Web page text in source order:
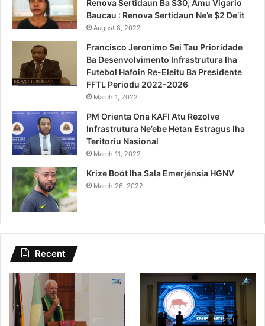
Renova Sertidaun Ba $30, Amu Vigario
Baucau : Renova Sertidaun Ne’e $2 De’it
August 8, 2022
Francisco Jeronimo Sei Tau Prioridade
Ba Desenvolvimento Infrastrutura Iha
Futebol Hafoin Re-Eleitu Ba Presidente
FFTL Periodu 2022-2026
March 1, 2022
PM Orienta Ona KAFI Atu Rezolve
Infrastrutura Ne’ebe Hetan Estragus Iha
Teritoriu Nasional
March 11, 2022
Krize Boót Iha Sala Emerjénsia HGNV
March 26, 2022
Recent